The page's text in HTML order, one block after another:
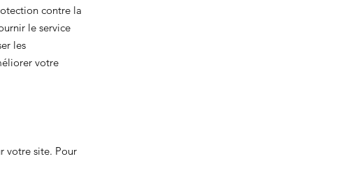
contre la
le service
les
votre
votre site. Pour